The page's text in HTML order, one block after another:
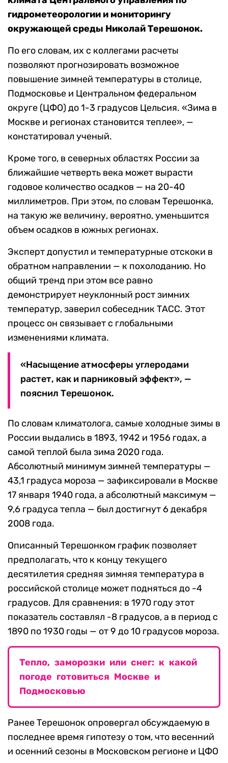
гидрометеорологии и мониторингу
окружающей среды Николай Терешонок.
По его словам, их с коллегами расчеты
позволяют прогнозировать возможное
повышение зимней температуры в столице,
Подмосковье и Центральном федеральном
округе (ЦФО) до 1-3 градусов Цельсия. «Зима в
Москве и регионах становится теплее», —
констатировал ученый.
Кроме того, в северных областях России за
ближайшие четверть века может вырасти
годовое количество осадков — на 20-40
миллиметров. При этом, по словам Терешонка,
на такую же величину, вероятно, уменьшится
объем осадков в южных регионах.
Эксперт допустил и температурные отскоки в
обратном направлении — к похолоданию. Но
общий тренд при этом все равно
демонстрирует неуклонный рост зимних
температур, заверил собеседник ТАСС. Этот
процесс он связывает с глобальными
изменениями климата.
«Насыщение атмосферы углеродами
растет, как и парниковый эффект», —
пояснил Терешонок.
По словам климатолога, самые холодные зимы в
России выдались в 1893, 1942 и 1956 годах, а
самой теплой была зима 2020 года.
Абсолютный минимум зимней температуры —
43,1 градуса мороза — зафиксировали в Москве
17 января 1940 года, а абсолютный максимум —
9,6 градуса тепла — был достигнут 6 декабря
2008 года.
Описанный Терешонком график позволяет
предполагать, что к концу текущего
десятилетия средняя зимняя температура в
российской столице может подняться до -4
градусов. Для сравнения: в 1970 году этот
показатель составлял -8 градусов, а в период с
1890 по 1930 годы — от 9 до 10 градусов мороза.
Тепло, заморозки или снег: к какой
погоде готовиться Москве и
Подмосковью
Ранее Терешонок опровергал обсуждаемую в
последнее время гипотезу о том, что весенний
и осенний сезоны в Московском регионе и ЦФО